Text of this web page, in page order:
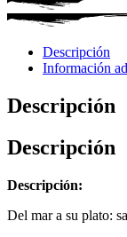
Descripción
Información
Descripción
Descripción
Descripción:
Del mar a su plato: